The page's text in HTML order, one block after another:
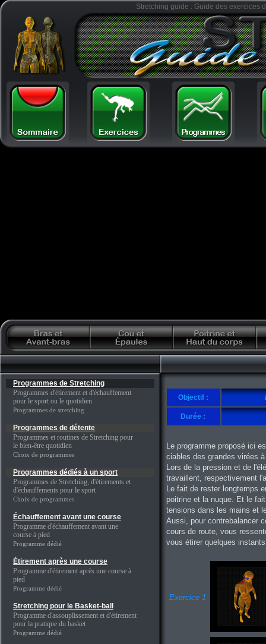
Stretching guide : Guide des exercices
Programmes de Stretching
Programmes d'étirement et d'échauffement
pour le sport ou le quotidien
Programmes de stretching
Programmes de détente
Programmes et routines de Stretching pour
le bien-être quotidien
Choix de programmes
Programmes dédiés à un sport
Programmes de Stretching, d'étirements et
d'échauffements pour le sport
Choix de programmes
Échauffement avant une course
Programme d'échauffement avant une
course à pied
Programme dédié
Étirement après une course
Programme d'étirement après une course à
pied
Programme dédié
Stretching pour le Basket-ball
Programme d'assouplissement et d'étirement
pour la pratique du basket
Programme dédié
Objectif :
Durée :
Le programme proposé ici
ciables des grandes virées
Lors de la pression et de
travaillent, respectivement
Le fait de rester longtemps
poitrine et la nuque. Et le
tensions dans les mains et
Aussi, pour contrebalancer
cours de route, vous
vous étirer quelques
Exercice 1